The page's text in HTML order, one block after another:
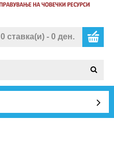
0 ставка(и) - 0 ден.